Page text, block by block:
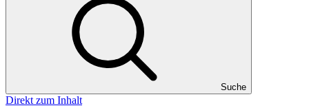
Suche
Direkt zum Inhalt